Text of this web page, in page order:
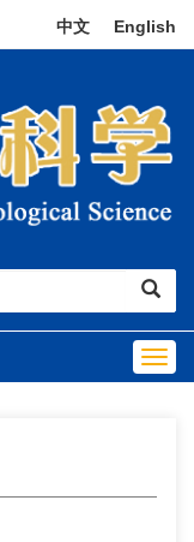
中文 English